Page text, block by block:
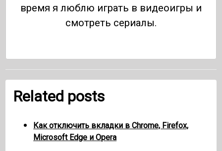
время я люблю играть в видеоигры и
смотреть сериалы.
Related posts
Как отключить вкладки в Chrome, Firefox,
Microsoft Edge и Opera